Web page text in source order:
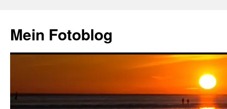
springen
Mein Fotoblog